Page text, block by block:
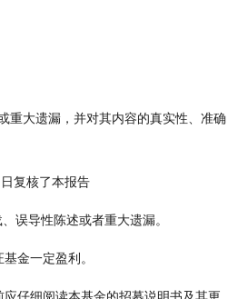
日复核了本报告
误导性陈述或者重大遗漏。
金一定盈利。